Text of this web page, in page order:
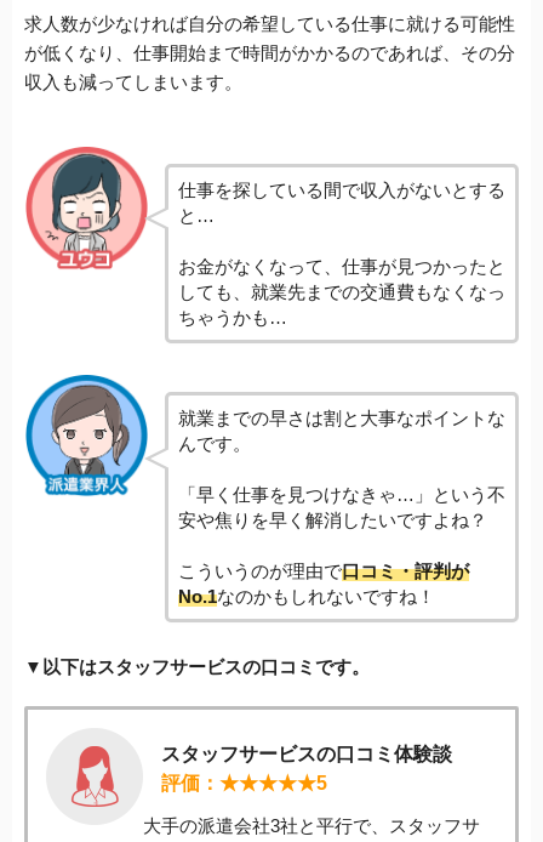
求人数が少なければ自分の希望している仕事に就ける可能性
が低くなり、仕事開始まで時間がかかるのであれば、その分
収入も減ってしまいます。
仕事を探している間で収入がないとする
と…
お金がなくなって、仕事が見つかったと
しても、就業先までの交通費もなくなっ
ちゃうかも…
就業までの早さは割と大事なポイントな
んです。
「早く仕事を見つけなきゃ…」という不
安や焦りを早く解消したいですよね？
こういうのが理由で口コミ・評判が
No.1なのかもしれないですね！
▼以下はスタッフサービスの口コミです。
スタッフサービスの口コミ体験談
評価：★★★★★5
大手の派遣会社3社と平行で、スタッフサ